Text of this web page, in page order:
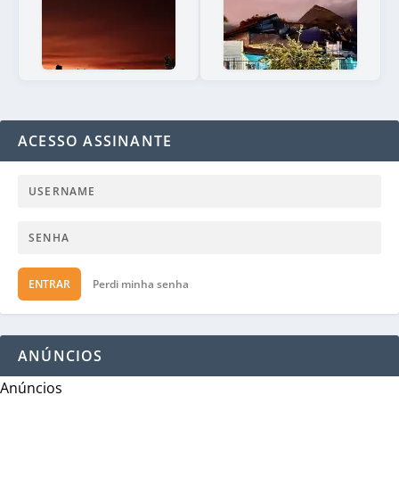
ACESSO ASSINANTE
ENTRAR Perdi minha senha
ANÚNCIOS
Anúncios